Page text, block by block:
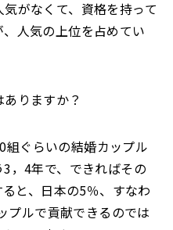
がなくて、資格を持って
人気の上位を占めてい
りますか？
ぐらいの結婚カップル
，4年で、できればその
と、日本の5％、すなわ
プルで貢献できるのでは